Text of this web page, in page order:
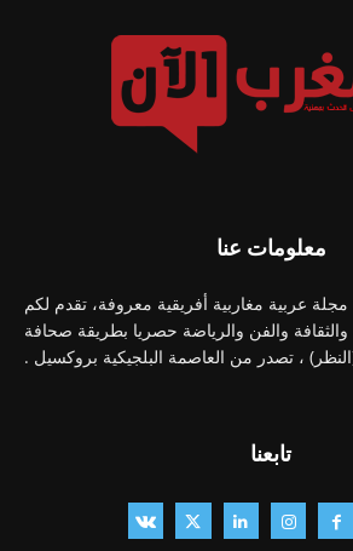
معلومات عنا
عربية مغاربية أفريقية معروفة، تقدم لكم
والثقافة والفن والرياضة حصريا بطريقة صحافة
، تصدر من العاصمة البلجيكية بروكسيل .
تابعنا